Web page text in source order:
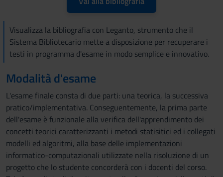
Visualizza la bibliografia con Leganto, strumento che il
Sistema Bibliotecario mette a disposizione per recuperare i
testi in programma d'esame in modo semplice e innovativo.
Modalità d'esame
L'esame finale consta di due parti: una teorica, la successiva
pratico/implementativa. Conseguentemente, la prima parte
dell'esame è funzionale alla verifica dell'apprendimento dei
concetti teorici caratterizzanti i metodi statisitici ed i collegati
modelli ed algoritmi, alla base delle implementazioni
informatico-computazionali utilizzate nella risoluzione di un
progetto che lo studente concorderà con i docenti del corso.